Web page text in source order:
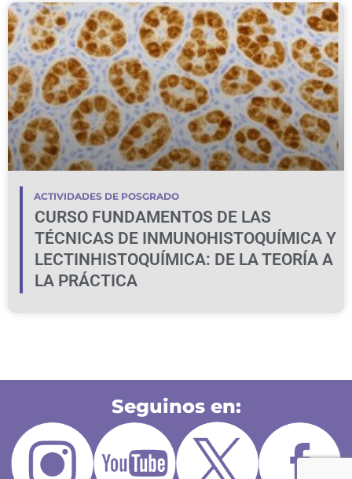
ACTIVIDADES DE POSGRADO
CURSO FUNDAMENTOS DE LAS
TÉCNICAS DE INMUNOHISTOQUÍMICA Y
LECTINHISTOQUÍMICA: DE LA TEORÍA A
LA PRÁCTICA
Seguinos en: